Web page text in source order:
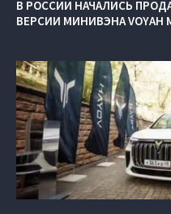
В РОССИИ НАЧАЛИСЬ
ВЕРСИИ МИНИВЭНА VOYAH